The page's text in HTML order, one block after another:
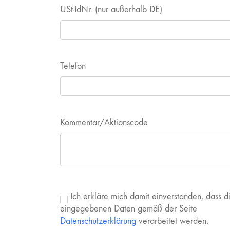
USt-IdNr. (nur außerhalb DE)
Telefon
Kommentar/Aktionscode
Ich erkläre mich damit einverstanden, dass
eingegebenen Daten gemäß der Seite
Datenschutzerklärung verarbeitet werden.